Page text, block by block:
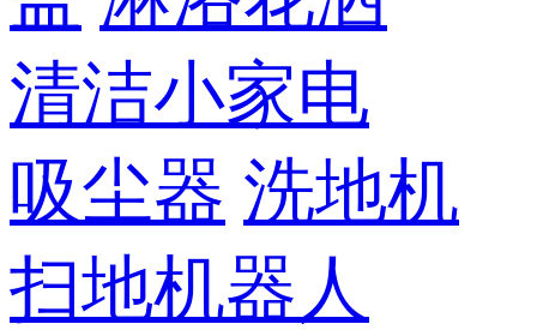
清洁小家电
吸尘器 洗地机
扫地机器人